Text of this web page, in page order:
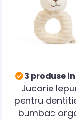
3 produse
Jucarie
pentru
bumbac